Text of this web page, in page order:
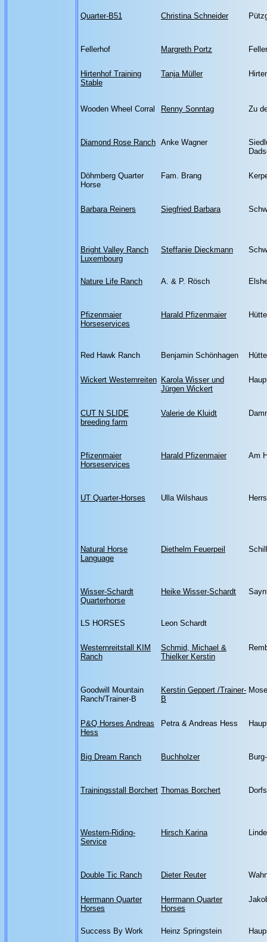
Quarter-B51 Christina Schneider
Fellerhof Margreth Portz
Hirtenhof Training
Stable
Tanja Müller
Wooden Wheel Corral Renny Sonntag Zu
Diamond Rose Ranch Anke Wagner
Döhmberg Quarter
Horse
Fam. Brang
Barbara Reiners Siegfried Barbara
Bright Valley Ranch
Luxembourg
Steffanie Dieckmann
Nature Life Ranch A. & P. Rösch
Pfizenmaier
Horseservices
Harald Pfizenmaier
Red Hawk Ranch Benjamin Schönhagen
Wickert Westernreiten Karola Wisser und
Jürgen Wickert
CUT N SLIDE
breeding farm
Valerie de Kluidt
Pfizenmaier
Horseservices
Harald Pfizenmaier Am
UT Quarter-Horses Ulla Wilshaus
Natural Horse
Language
Diethelm Feuerpeil
Wisser-Schardt
Quarterhorse
Heike Wisser-Schardt
LS HORSES Leon Schardt
Westernreitstall KIM
Ranch
Schmid, Michael &
Thielker Kerstin
Goodwill Mountain
Ranch/Trainer-B
Kerstin Geppert /Trainer-
B
P&Q Horses Andreas
Hess
Petra & Andreas Hess
Big Dream Ranch Buchholzer
Trainingsstall Borchert Thomas Borchert
Western-Riding-
Service
Hirsch Karina
Double Tic Ranch Dieter Reuter
Herrmann Quarter
Horses
Herrmann Quarter
Horses
Success By Work Heinz Springstein